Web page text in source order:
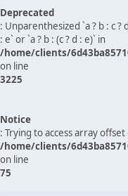
Deprecated
: Unparenthesized `a ? b : c ?
: e` or `a ? b : (c ? d : e)` in
/home/clients/
on line
3225
Notice
: Trying to access array
/home/clients/
on line
75